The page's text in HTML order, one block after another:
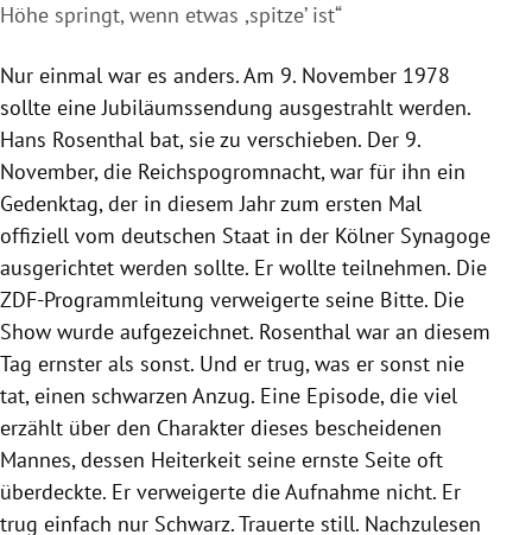
Höhe springt, wenn etwas ,spitze’ ist“
Nur einmal war es anders. Am 9. November 1978
sollte eine Jubiläumssendung ausgestrahlt werden.
Hans Rosenthal bat, sie zu verschieben. Der 9.
November, die Reichspogromnacht, war für ihn ein
Gedenktag, der in diesem Jahr zum ersten Mal
offiziell vom deutschen Staat in der Kölner Synagoge
ausgerichtet werden sollte. Er wollte teilnehmen. Die
ZDF-Programmleitung verweigerte seine Bitte. Die
Show wurde aufgezeichnet. Rosenthal war an diesem
Tag ernster als sonst. Und er trug, was er sonst nie
tat, einen schwarzen Anzug. Eine Episode, die viel
erzählt über den Charakter dieses bescheidenen
Mannes, dessen Heiterkeit seine ernste Seite oft
überdeckte. Er verweigerte die Aufnahme nicht. Er
trug einfach nur Schwarz. Trauerte still. Nachzulesen